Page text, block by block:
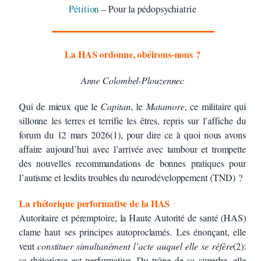
Pétition– Pour la pédopsychiatrie
La HAS ordonne, obéirons-nous ?
Anne Colombel-Plouzennec
Qui de mieux que le Capitan, le Matamore, ce militaire qui
sillonne les terres et terrifie les êtres, repris sur l’affiche du
forum du 12 mars 2026(1), pour dire ce à quoi nous avons
affaire aujourd’hui avec l’arrivée avec tambour et trompette
des nouvelles recommandations de bonnes pratiques pour
l’autisme et lesdits troubles du neurodéveloppement (TND) ?
La rhétorique performative de la HAS
Autoritaire et péremptoire, la Haute Autorité de santé (HAS)
clame haut ses principes autoproclamés. Les énonçant, elle
veutconstituer simultanément l’acte auquel elle se réfère(2):